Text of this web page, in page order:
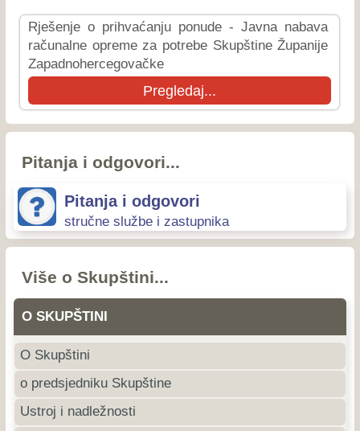
Rješenje o prihvaćanju ponude - Javna nabava
računalne opreme za potrebe Skupštine Županije
Zapadnohercegovačke
Pregledaj...
Pitanja i odgovori...
Pitanja i odgovori
stručne službe i zastupnika
Više o Skupštini...
O SKUPŠTINI
O Skupštini
o predsjedniku Skupštine
Ustroj i nadležnosti